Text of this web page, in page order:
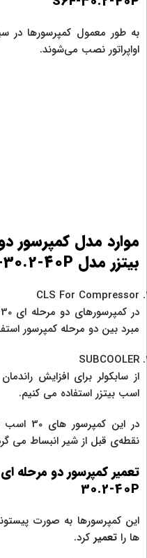
به طور معمول کمپرسورها در
اواپراتور نصب می‌شوند.
بیتزر مدل S6F-30.2-40P
CLS For Compressor
مبرد بین دو مرحله کمپرسور
SUBCOOLER
اسب بیتزر استفاده می کنیم.
در این
نقطه‌ی قبل از شیر انبساط می
30.2-40P
این کمپرسورها به صورت
ها را تعمیر کرد.